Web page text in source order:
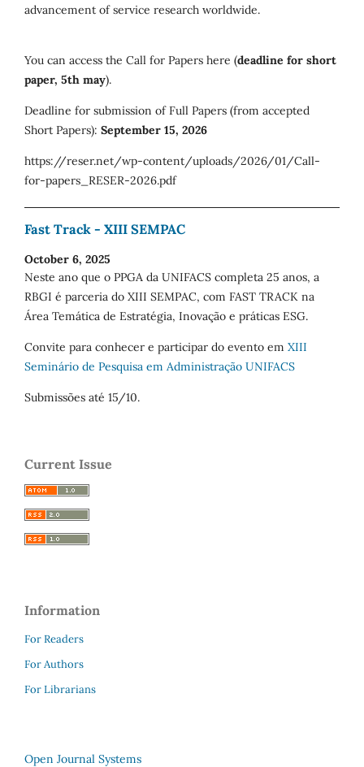
advancement of service research worldwide.
You can access the Call for Papers here (deadline for short
paper, 5th may).
Deadline for submission of Full Papers (from accepted
Short Papers): September 15, 2026
https://reser.net/wp-content/uploads/2026/01/Call-
for-papers_RESER-2026.pdf
Fast Track - XIII SEMPAC
October 6, 2025
Neste ano que o PPGA da UNIFACS completa 25 anos, a
RBGI é parceria do XIII SEMPAC, com FAST TRACK na
Área Temática de Estratégia, Inovação e práticas ESG.
Convite para conhecer e participar do evento em XIII
Seminário de Pesquisa em Administração UNIFACS
Submissões até 15/10.
Current Issue
Information
For Readers
For Authors
For Librarians
Open Journal Systems